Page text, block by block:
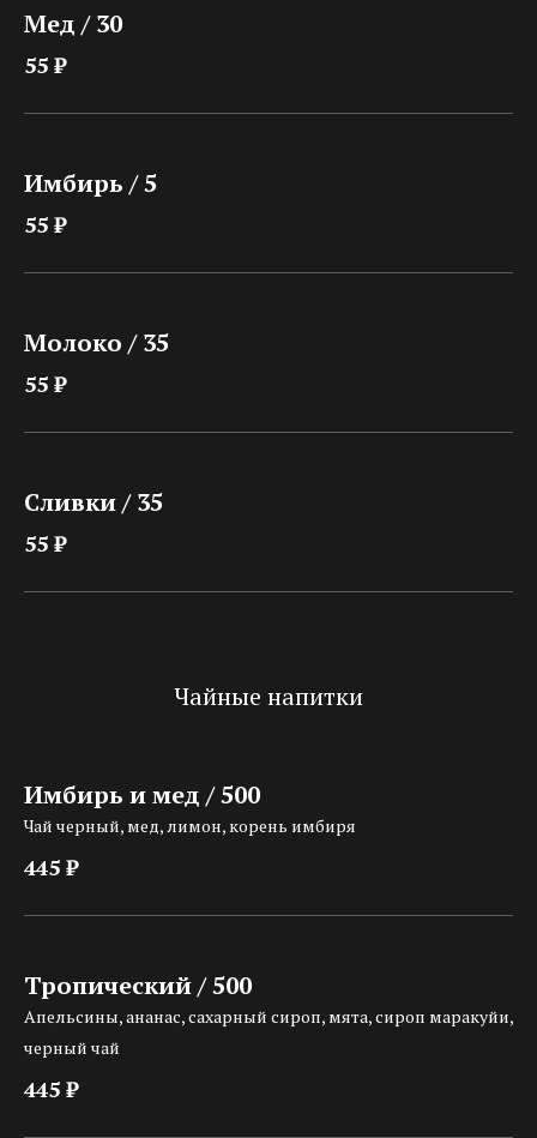
Мед / 30
55 ₽
Имбирь / 5
55 ₽
Молоко / 35
55 ₽
Сливки / 35
55 ₽
Чайные напитки
Имбирь и мед / 500
Чай черный, мед, лимон, корень имбиря
445 ₽
Тропический / 500
Апельсины, ананас, сахарный сироп, мята, сироп маракуйи,
черный чай
445 ₽